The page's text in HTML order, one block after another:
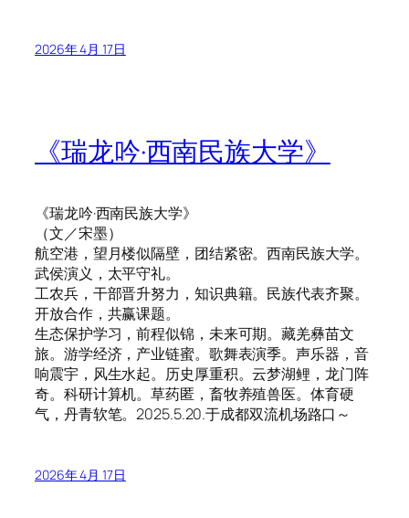
2026年 4月 17日
《瑞龙吟·西南民族大学》
《瑞龙吟·西南民族大学》
（文／宋墨）
航空港，望月楼似隔壁，团结紧密。西南民族大学。
武侯演义，太平守礼。
工农兵，干部晋升努力，知识典籍。民族代表齐聚。
开放合作，共赢课题。
生态保护学习，前程似锦，未来可期。藏羌彝苗文
旅。游学经济，产业链蜜。歌舞表演季。声乐器，音
响震宇，风生水起。历史厚重积。云梦湖鲤，龙门阵
奇。科研计算机。草药匿，畜牧养殖兽医。体育硬
气，丹青软笔。2025.5.20.于成都双流机场路口～
2026年 4月 17日